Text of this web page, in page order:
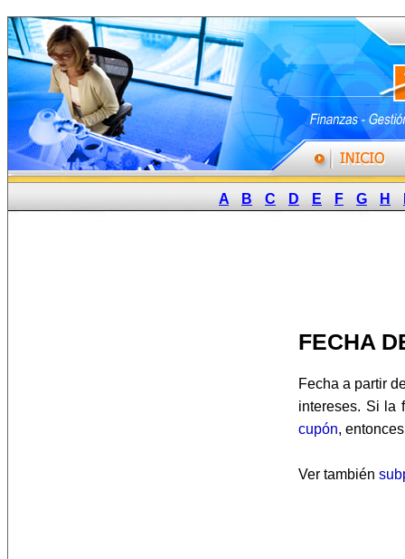
A B C D E F G H
FECHA
Fecha a partir
intereses. Si la
cupón,
Ver también